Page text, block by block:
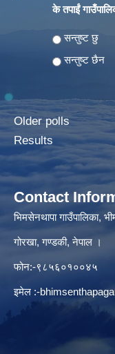
के तपाईं
Choices
सन्तुष्ट छु
सन्तुष्ट छैन
Older polls
Results
Contact
भिमसेनथापा गाउँपालिका,
गोरखा, गण्डकी, नेपाल ।
फोन:-९८५६०१००४५
इमेल :-